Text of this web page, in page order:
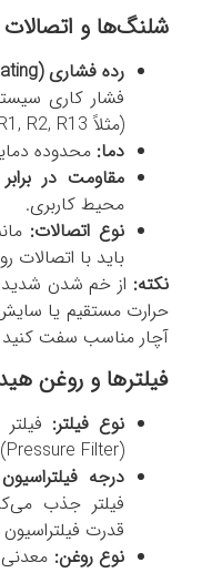
شلنگ‌ها و
رده فشاری (
فشار کاری
(مثلاً R1, R2, R13).
دما: محدوده
مقاومت در
محیط کاربری.
نوع اتصالات:
باید با
نکته: از خم شدن شدید
حرارت مستقیم یا
آچار مناسب سفت کنید
فیلترها و روغن
نوع فیلتر:
(Pressure Filter)، فیلتر برگشت (Return Filter).
درجه
فیلتر جذب
قدرت
نوع روغن: